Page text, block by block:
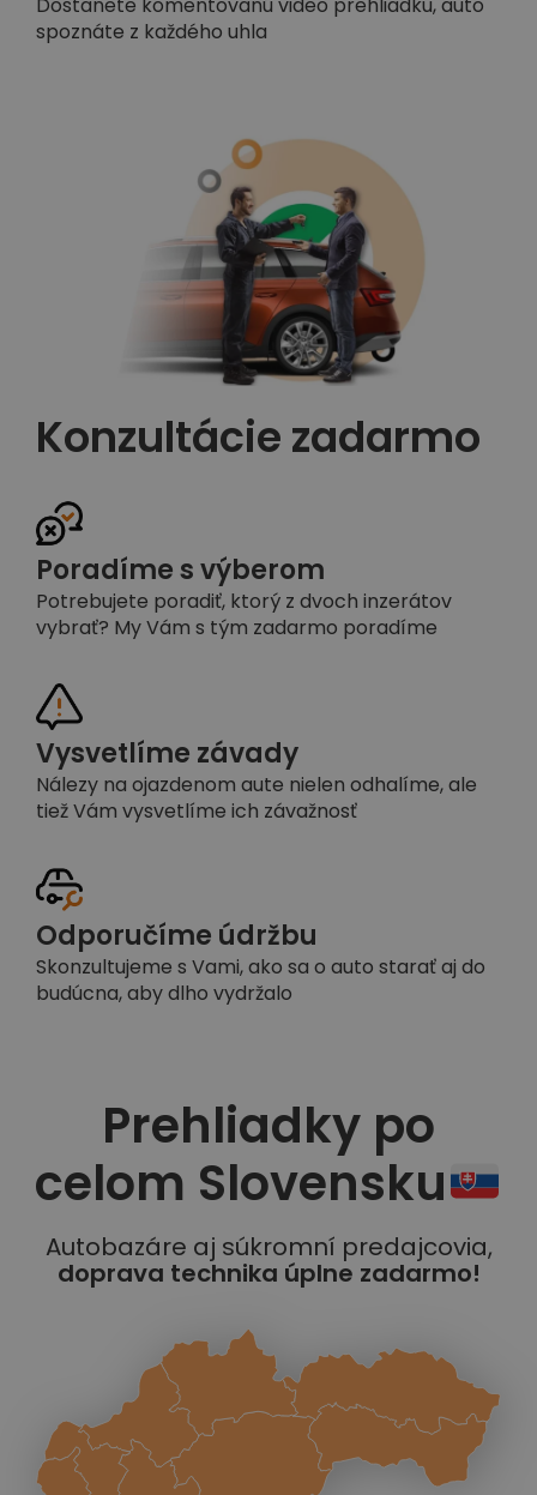
Dostanete komentovanú video prehliadku, auto
spoznáte z každého uhla
Konzultácie zadarmo
Poradíme s výberom
Potrebujete poradiť, ktorý z dvoch inzerátov
vybrať? My Vám s tým zadarmo poradíme
Vysvetlíme závady
Nálezy na ojazdenom aute nielen odhalíme, ale
tiež Vám vysvetlíme ich závažnosť
Odporučíme údržbu
Skonzultujeme s Vami, ako sa o auto starať aj do
budúcna, aby dlho vydržalo
Prehliadky po
celom Slovensku
Autobazáre aj súkromní predajcovia,
doprava technika úplne zadarmo!